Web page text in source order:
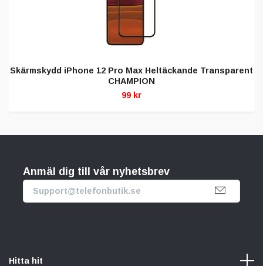
Skärmskydd iPhone 12 Pro Max Heltäckande Transparent
CHAMPION
99 kr
Anmäl dig till vår nyhetsbrev
Hitta hit